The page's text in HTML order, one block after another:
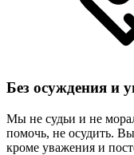
Без осуждения и
Мы не судьи и не
помочь, не осудить.
кроме уважения и